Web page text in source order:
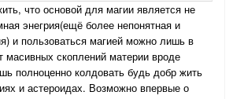
что основой для магии является не
энегрия(ещё более непонятная и
и пользоваться магией можно лишь в
масивных скоплений материи вроде
полноценно колдовать будь добр жить
и астероидах. Возможно впервые о